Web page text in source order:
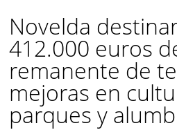
Novelda
412.000 euros
remanente de
mejoras en
parques y